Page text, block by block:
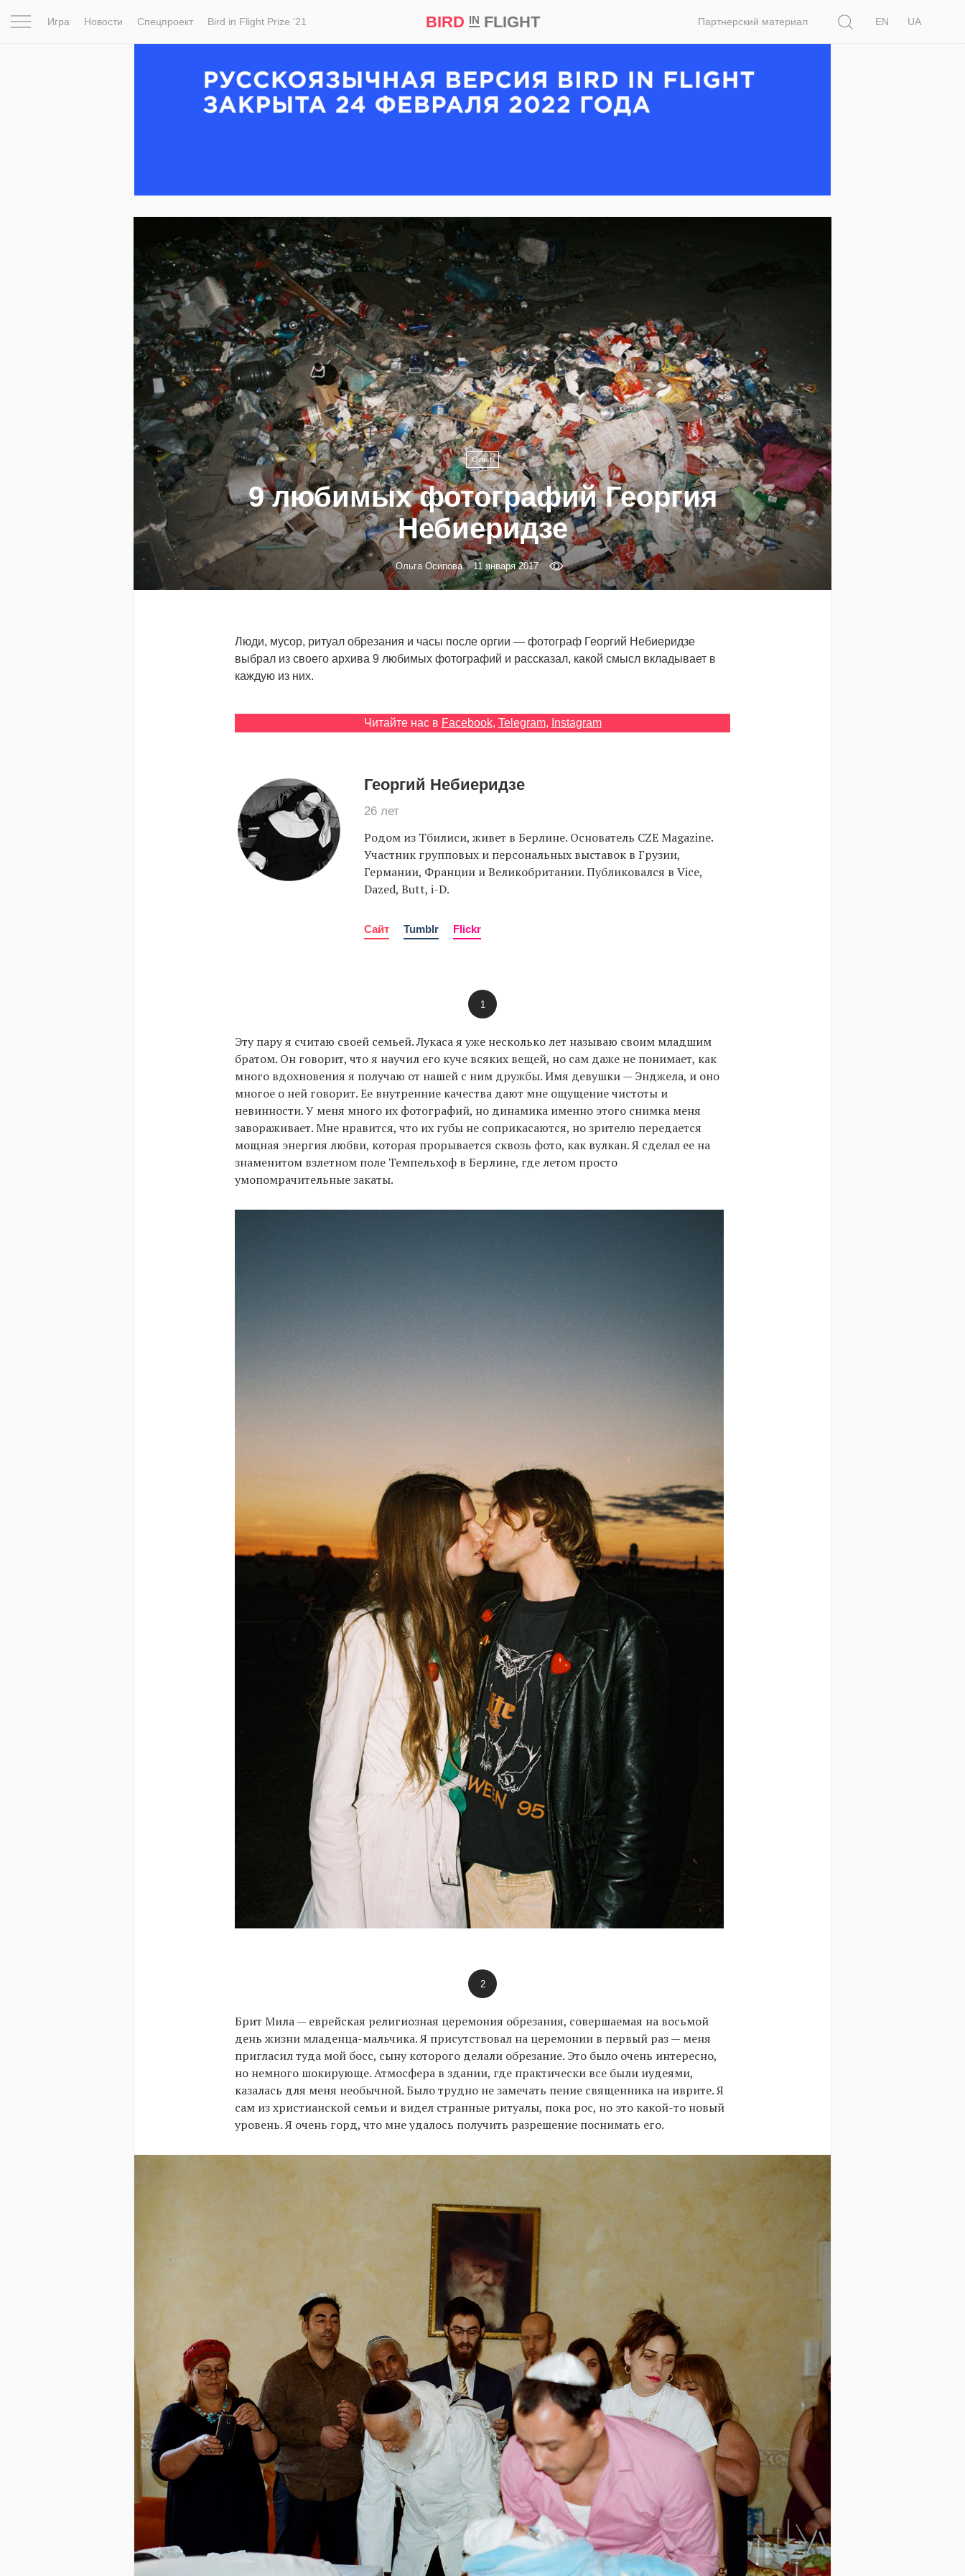
Игра Новости Спецпроект Bird in Flight Prize ‘21 BIRD INFLIGHT Партнерский материал
EN
UA
Опыт
9 любимых фотографий Георгия
Небиеридзе
Ольга Осипова 11 января 2017
Люди, мусор, ритуал обрезания и часы после оргии — фотограф Георгий Небиеридзе
выбрал из своего архива 9 любимых фотографий и рассказал, какой смысл вкладывает в
каждую из них.
Читайте нас в Facebook, Telegram, Instagram
Георгий Небиеридзе
26 лет
Родом из Тбилиси, живет в Берлине. Основатель CZE Magazine.
Участник групповых и персональных выставок в Грузии,
Германии, Франции и Великобритании. Публиковался в Vice,
Dazed, Butt, i-D.
Сайт Tumblr Flickr
1
Эту пару я считаю своей семьей. Лукаса я уже несколько лет называю своим младшим
братом. Он говорит, что я научил его куче всяких вещей, но сам даже не понимает, как
много вдохновения я получаю от нашей с ним дружбы. Имя девушки — Энджела, и оно
многое о ней говорит. Ее внутренние качества дают мне ощущение чистоты и
невинности. У меня много их фотографий, но динамика именно этого снимка меня
завораживает. Мне нравится, что их губы не соприкасаются, но зрителю передается
мощная энергия любви, которая прорывается сквозь фото, как вулкан. Я сделал ее на
знаменитом взлетном поле Темпельхоф в Берлине, где летом просто
умопомрачительные закаты.
2
Брит Мила — еврейская религиозная церемония обрезания, совершаемая на восьмой
день жизни младенца-мальчика. Я присутствовал на церемонии в первый раз — меня
пригласил туда мой босс, сыну которого делали обрезание. Это было очень интересно,
но немного шокирующе. Атмосфера в здании, где практически все были иудеями,
казалась для меня необычной. Было трудно не замечать пение священника на иврите. Я
сам из христианской семьи и видел странные ритуалы, пока рос, но это какой-то новый
уровень. Я очень горд, что мне удалось получить разрешение поснимать его.